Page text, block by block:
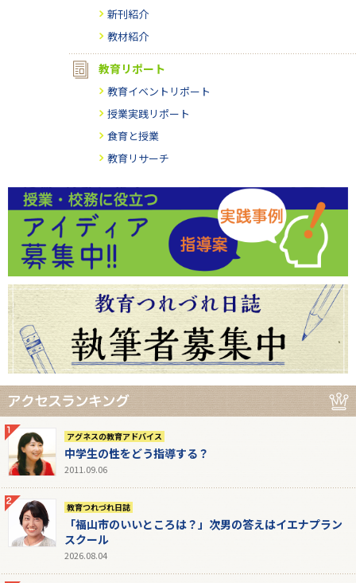
新刊紹介
教材紹介
教育リポート
教育イベントリポート
授業実践リポート
食育と授業
教育リサーチ
アグネスの教育アドバイス
中学生の性をどう指導する？
2011.09.06
教育つれづれ日誌
「福山市のいいところは？」次男の答えはイエナプラン
スクール
2026.08.04